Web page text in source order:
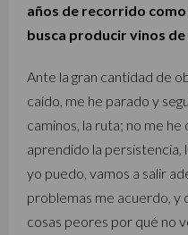
años de recorrido
busca producir vinos de
Ante la gran cantidad de
caído, me he parado y
caminos, la ruta; no me
aprendido la persistencia,
yo puedo, vamos a salir
problemas me acuerdo, y
cosas peores por qué no